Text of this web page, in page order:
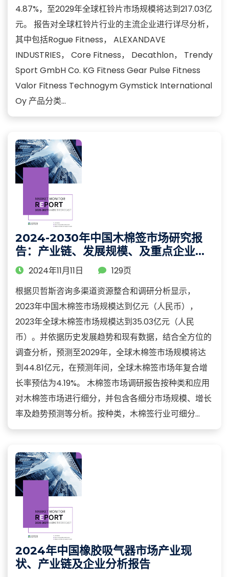
4.87%，至2029年全球杠铃片市场规模将达到217.03亿
元。 报告对全球杠铃片行业的主流企业进行详尽分析，
其中包括Rogue Fitness， ALEXANDAVE
INDUSTRIES， Core Fitness， Decathlon， Trendy
Sport GmbH Co. KG Fitness Gear Pulse Fitness
Valor Fitness Technogym Gymstick International
Oy 产品分类...
2024-2030年中国木棉签市场研究报
告：产业链、发展规模、及重点企业分
析 2024年11月11日
129页
根据贝哲斯咨询多渠道资源整合和调研分析显示，
2023年中国木棉签市场规模达到亿元（人民币），
2023年全球木棉签市场规模达到35.03亿元（人民
币）。并依据历史发展趋势和现有数据，结合全方位的
调查分析，预测至2029年，全球木棉签市场规模将达
到44.81亿元，在预测年间，全球木棉签市场年复合增
长率预估为4.19%。 木棉签市场调研报告按种类和应用
对木棉签市场进行细分，并包含各细分市场规模、增长
率及趋势预测等分析。按种类，木棉签行业可细分...
2024年中国橡胶吸气器市场产业现
状、产业链及企业分析报告